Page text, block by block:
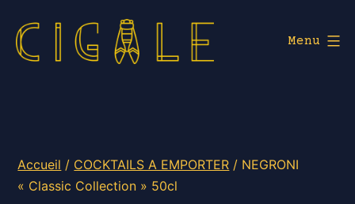
au
contenu
Menu
Accueil / COCKTAILS A EMPORTER / NEGRONI
« Classic Collection » 50cl